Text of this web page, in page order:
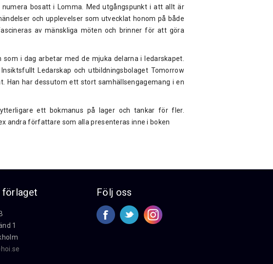
bosatt i Lomma. Med utgångspunkt i att allt är
och upplevelser som utvecklat honom på både
av mänskliga möten och brinner för att göra
i dag arbetar med de mjuka delarna i ledarskapet.
Ledarskap och utbildningsbolaget Tomorrow
Han har dessutom ett stort samhällsengagemang i en
ett bokmanus på lager och tankar för fler.
andra författare som alla presenteras inne i boken
förlaget
1
Följ oss